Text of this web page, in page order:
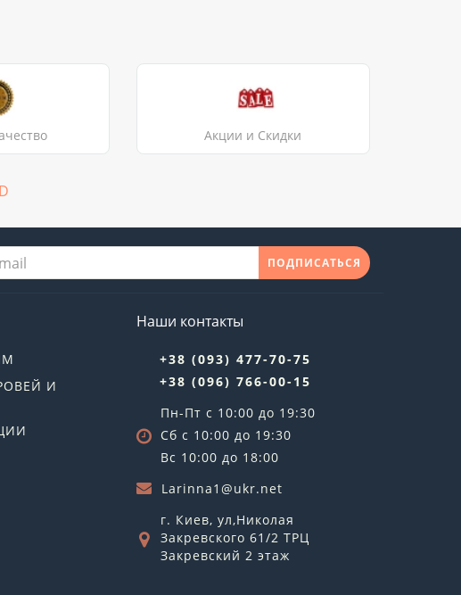
Акции и Скидки
ПОДПИСАТЬСЯ
И
Наши контакты
+38 (093) 477-70-75
+38 (096) 766-00-15
Пн-Пт с 10:00 до 19:30
Сб с 10:00 до 19:30
Вс 10:00 до 18:00
Larinna1@ukr.net
г. Киев, ул,Николая
Закревского 61/2 ТРЦ
Закревский 2 этаж